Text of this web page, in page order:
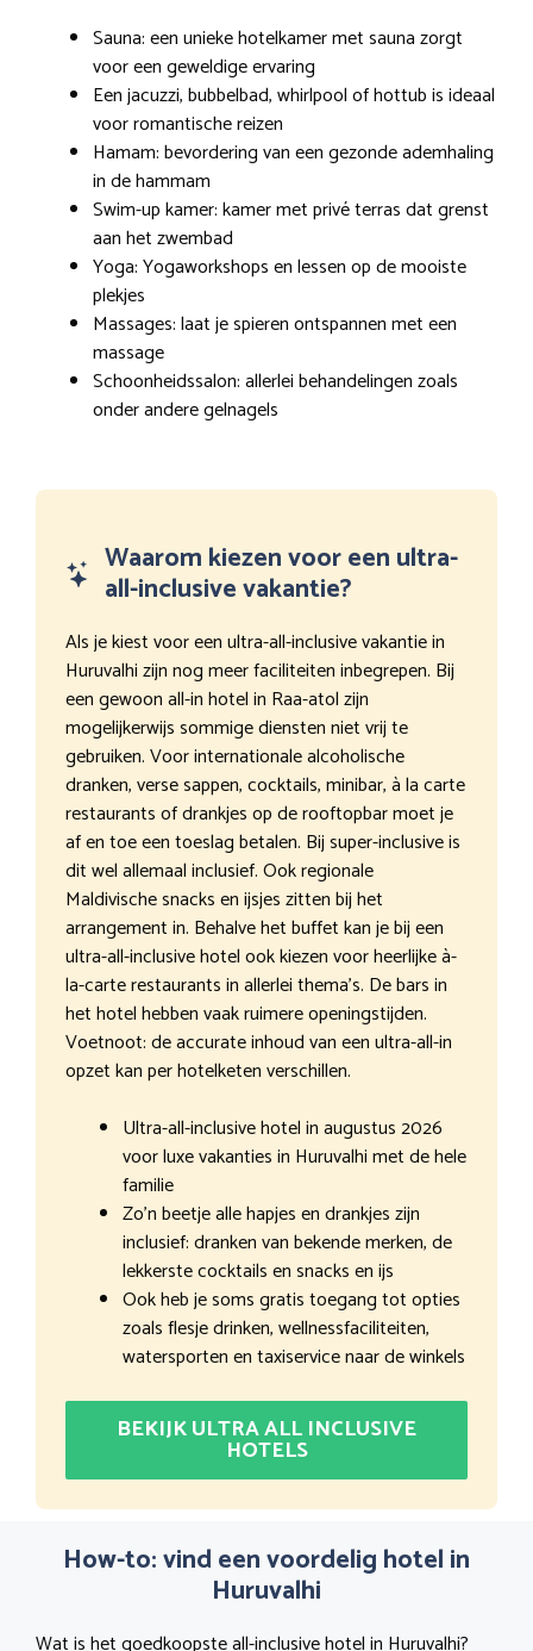
Sauna: een unieke hotelkamer met sauna zorgt
voor een geweldige ervaring
Een jacuzzi, bubbelbad, whirlpool of hottub is ideaal
voor romantische reizen
Hamam: bevordering van een gezonde ademhaling
in de hammam
Swim-up kamer: kamer met privé terras dat grenst
aan het zwembad
Yoga: Yogaworkshops en lessen op de mooiste
plekjes
Massages: laat je spieren ontspannen met een
massage
Schoonheidssalon: allerlei behandelingen zoals
onder andere gelnagels
Waarom kiezen voor een ultra-
all-inclusive vakantie?
Als je kiest voor een ultra-all-inclusive vakantie in
Huruvalhi zijn nog meer faciliteiten inbegrepen. Bij
een gewoon all-in hotel in Raa-atol zijn
mogelijkerwijs sommige diensten niet vrij te
gebruiken. Voor internationale alcoholische
dranken, verse sappen, cocktails, minibar, à la carte
restaurants of drankjes op de rooftopbar moet je
af en toe een toeslag betalen. Bij super-inclusive is
dit wel allemaal inclusief. Ook regionale
Maldivische snacks en ijsjes zitten bij het
arrangement in. Behalve het buffet kan je bij een
ultra-all-inclusive hotel ook kiezen voor heerlijke à-
la-carte restaurants in allerlei thema’s. De bars in
het hotel hebben vaak ruimere openingstijden.
Voetnoot: de accurate inhoud van een ultra-all-in
opzet kan per hotelketen verschillen.
Ultra-all-inclusive hotel in augustus 2026
voor luxe vakanties in Huruvalhi met de hele
familie
Zo’n beetje alle hapjes en drankjes zijn
inclusief: dranken van bekende merken, de
lekkerste cocktails en snacks en ijs
Ook heb je soms gratis toegang tot opties
zoals flesje drinken, wellnessfaciliteiten,
watersporten en taxiservice naar de winkels
BEKIJK ULTRA ALL INCLUSIVE
HOTELS
How-to: vind een voordelig hotel in
Huruvalhi